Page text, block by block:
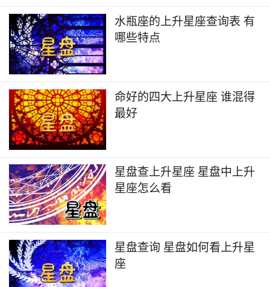
水瓶座的上升星座查询表 有
哪些特点
命好的四大上升星座 谁混得
最好
星盘查上升星座 星盘中上升
星座怎么看
星盘查询 星盘如何看上升星
座